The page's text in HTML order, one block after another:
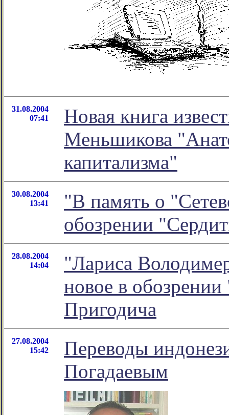
31.08.2004
07:41
Новая книга
Меньшикова
капитализма"
30.08.2004
13:41
"В память о
обозрении
28.08.2004
14:04
"Лариса
новое в
Пригодича
27.08.2004
15:42
Переводы
Погадаевым